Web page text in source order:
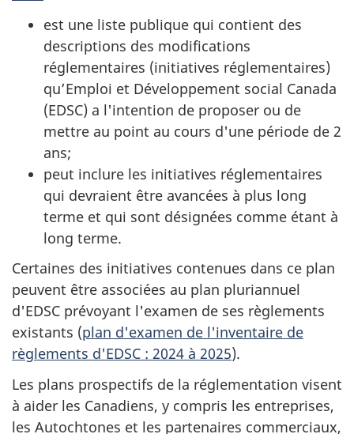
est une liste publique qui contient des
descriptions des modifications
réglementaires (initiatives réglementaires)
qu’Emploi et Développement social Canada
(EDSC) a l'intention de proposer ou de
mettre au point au cours d'une période de 2
ans;
peut inclure les initiatives réglementaires
qui devraient être avancées à plus long
terme et qui sont désignées comme étant à
long terme.
Certaines des initiatives contenues dans ce plan
peuvent être associées au plan pluriannuel
d'EDSC prévoyant l'examen de ses règlements
existants (plan d'examen de l'inventaire de
règlements d'EDSC : 2024 à 2025).
Les plans prospectifs de la réglementation visent
à aider les Canadiens, y compris les entreprises,
les Autochtones et les partenaires commerciaux,